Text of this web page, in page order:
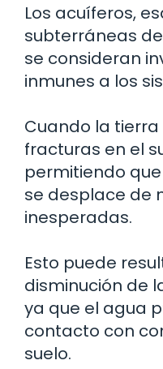
Los acuíferos,
subterráneas
se consideran
inmunes a los
Cuando la
fracturas en el
permitiendo
se desplace de
inesperadas.
Esto puede
disminución de
ya que el agua
contacto con
suelo.